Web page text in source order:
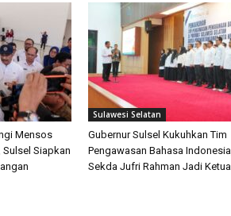
Mensos
Sulsel Siapkan
Sulawesi Selatan
Gubernur Sulsel Kukuhkan Tim
Pengawasan Bahasa Indonesia,
Sekda Jufri Rahman Jadi Ketua